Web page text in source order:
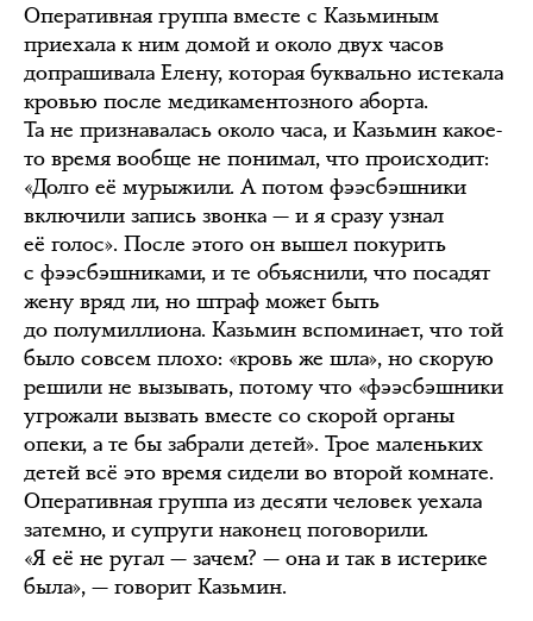
Оперативная группа вместе с Казьминым
приехала к ним домой и около двух часов
допрашивала Елену, которая буквально истекала
кровью после медикаментозного аборта.
Та не признавалась около часа, и Казьмин какое-
то время вообще не понимал, что происходит:
«Долго её мурыжили. А потом фээсбэшники
включили запись звонка — и я сразу узнал
её голос». После этого он вышел покурить
с фээсбэшниками, и те объяснили, что посадят
жену вряд ли, но штраф может быть
до полумиллиона. Казьмин вспоминает, что той
было совсем плохо: «кровь же шла», но скорую
решили не вызывать, потому что «фээсбэшники
угрожали вызвать вместе со скорой органы
опеки, а те бы забрали детей». Трое маленьких
детей всё это время сидели во второй комнате.
Оперативная группа из десяти человек уехала
затемно, и супруги наконец поговорили.
«Я её не ругал — зачем? — она и так в истерике
была», — говорит Казьмин.